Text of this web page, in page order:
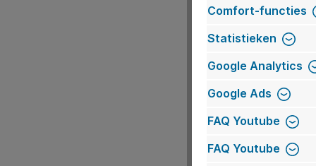
Furniture Lease een
Operational lease
voordelen, maar
levensduur
Bij het leasen van
Comfort-functies
Statistieken
Google Analytics
Google Ads
FAQ Youtube
FAQ Youtube